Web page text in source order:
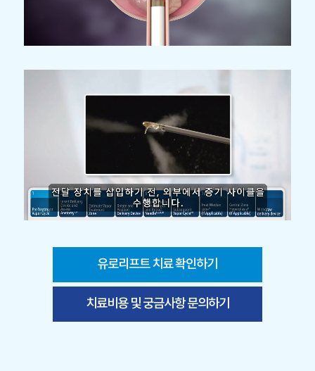
유로리프트 치료 확인하기
치료비용 및 궁금사항 문의하기